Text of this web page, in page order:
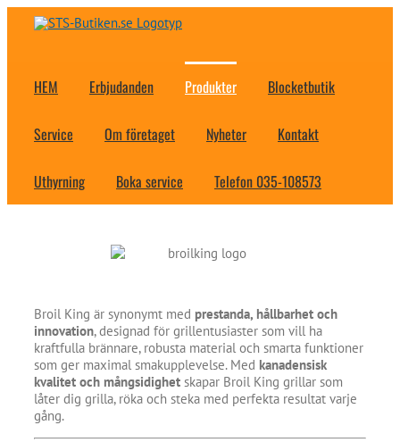
Fortsätt
HEM Erbjudanden Produkter Blocketbutik
Service Om företaget Nyheter Kontakt
Uthyrning Boka service Telefon 035-108573
Broil King är synonymt med prestanda, hållbarhet och
innovation, designad för grillentusiaster som vill ha
kraftfulla brännare, robusta material och smarta funktioner
som ger maximal smakupplevelse. Med kanadensisk
kvalitet och mångsidighet skapar Broil King grillar som
låter dig grilla, röka och steka med perfekta resultat varje
gång.